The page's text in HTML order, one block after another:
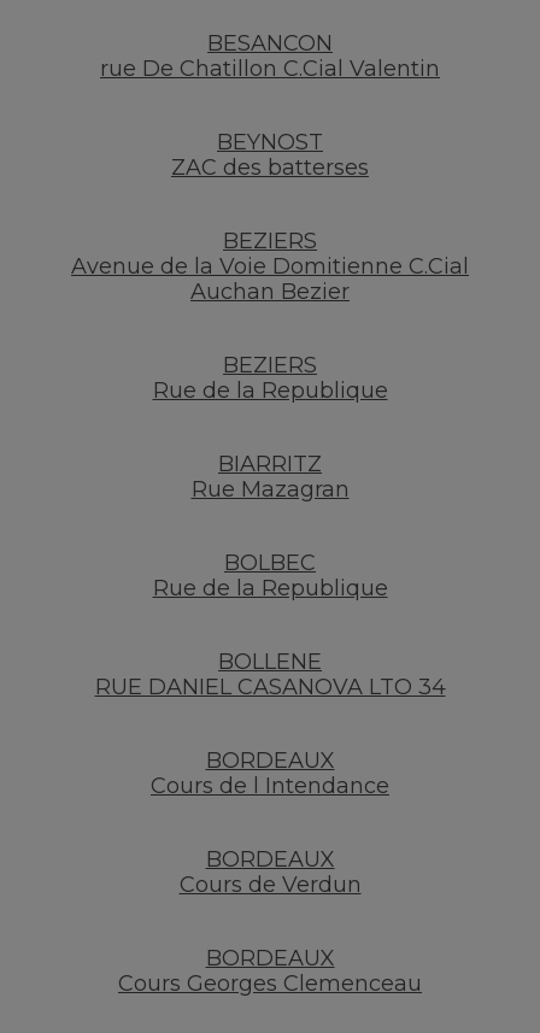
BESANCON
rue De Chatillon C.Cial Valentin
BEYNOST
ZAC des batterses
BEZIERS
Avenue de la Voie Domitienne C.Cial
Auchan Bezier
BEZIERS
Rue de la Republique
BIARRITZ
Rue Mazagran
BOLBEC
Rue de la Republique
BOLLENE
RUE DANIEL CASANOVA LTO 34
BORDEAUX
Cours de l Intendance
BORDEAUX
Cours de Verdun
BORDEAUX
Cours Georges Clemenceau